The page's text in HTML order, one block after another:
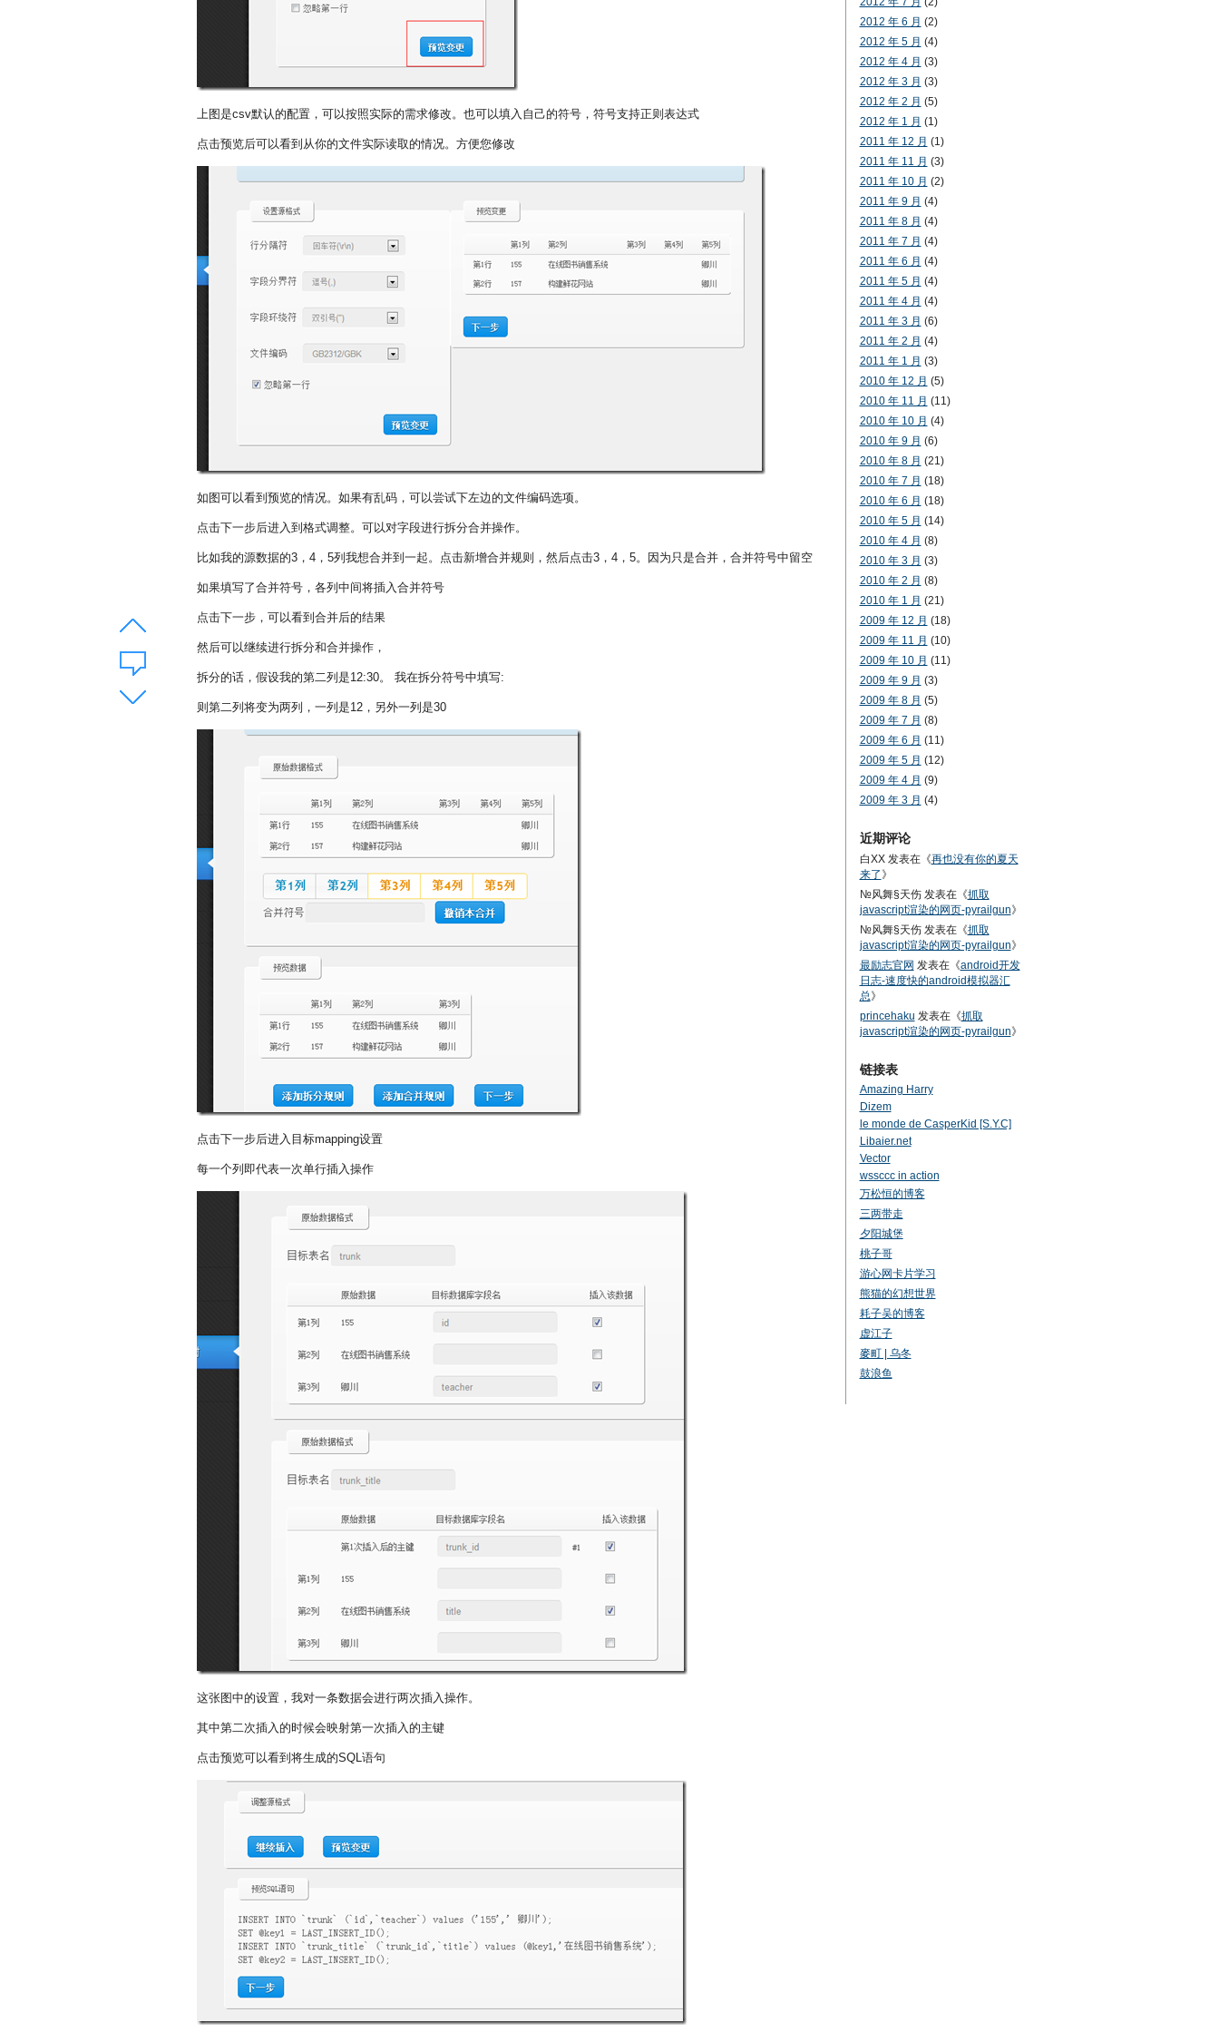
上图是csv默认的配置，可以按照实际的需求修改。也可以填入自己的符号，符号支持正则表达式
点击预览后可以看到从你的文件实际读取的情况。方便您修改
如图可以看到预览的情况。如果有乱码，可以尝试下左边的文件编码选项。
点击下一步后进入到格式调整。可以对字段进行拆分合并操作。
比如我的源数据的3，4，5列我想合并到一起。点击新增合并规则，然后点击3，4，5。因为只是合并，合并符号中留空
如果填写了合并符号，各列中间将插入合并符号
点击下一步，可以看到合并后的结果
然后可以继续进行拆分和合并操作，
拆分的话，假设我的第二列是12:30。 我在拆分符号中填写:
则第二列将变为两列，一列是12，另外一列是30
点击下一步后进入目标mapping设置
每一个列即代表一次单行插入操作
这张图中的设置，我对一条数据会进行两次插入操作。
其中第二次插入的时候会映射第一次插入的主键
点击预览可以看到将生成的SQL语句
2012 年 6 月 (2)
2012 年 5 月 (4)
2012 年 4 月 (3)
2012 年 3 月 (3)
2012 年 2 月 (5)
2012 年 1 月 (1)
2011 年 12 月 (1)
2011 年 11 月 (3)
2011 年 10 月 (2)
2011 年 9 月 (4)
2011 年 8 月 (4)
2011 年 7 月 (4)
2011 年 6 月 (4)
2011 年 5 月 (4)
2011 年 4 月 (4)
2011 年 3 月 (6)
2011 年 2 月 (4)
2011 年 1 月 (3)
2010 年 12 月 (5)
2010 年 11 月 (11)
2010 年 10 月 (4)
2010 年 9 月 (6)
2010 年 8 月 (21)
2010 年 7 月 (18)
2010 年 6 月 (18)
2010 年 5 月 (14)
2010 年 4 月 (8)
2010 年 3 月 (3)
2010 年 2 月 (8)
2010 年 1 月 (21)
2009 年 12 月 (18)
2009 年 11 月 (10)
2009 年 10 月 (11)
2009 年 9 月 (3)
2009 年 8 月 (5)
2009 年 7 月 (8)
2009 年 6 月 (11)
2009 年 5 月 (12)
2009 年 4 月 (9)
2009 年 3 月 (4)
近期评论
白XX发表在《再也没有你的夏天
来了 》
№风舞§天伤发表在《抓取
javascript渲染的网页-pyrailgun》
№风舞§天伤发表在《抓取
javascript渲染的网页-pyrailgun》
最励志官网 发表在《android开发
日志-速度快的android模拟器汇
总》
princehaku 发表在《抓取
javascript渲染的网页-pyrailgun》
链接表
Amazing Harry
Dizem
le monde de CasperKid [S.Y.C]
Libaier.net
Vector
wssccc in action
万松恒的博客
三两带走
夕阳城堡
桃子哥
游心网卡片学习
熊猫的幻想世界
耗子吴的博客
虚江子
麥町 | 乌冬
鼓浪鱼